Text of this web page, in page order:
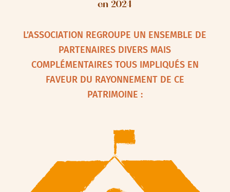
en 2024
L’ASSOCIATION REGROUPE UN ENSEMBLE DE
PARTENAIRES DIVERS MAIS
COMPLÉMENTAIRES TOUS IMPLIQUÉS EN
FAVEUR DU RAYONNEMENT DE CE
PATRIMOINE :